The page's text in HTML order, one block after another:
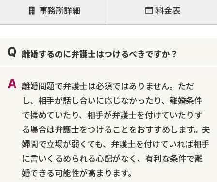
注力案件
離婚前相談
離婚調停
離婚裁判
不貞・不倫慰謝料請求
国際離婚
養育費問題
事務所詳細 料金表
離婚するのに弁護士はつけるべきですか？
離婚問題で弁護士は必須ではありません。ただ
し、相手が話し合いに応じなかったり、離婚条件
で揉めていたり、相手が弁護士を付けていたりす
る場合は弁護士をつけることをおすすめします。夫
婦間で立場が弱くても、弁護士を付けていれば相手
に言いくるめられる心配がなく、有利な条件で離
婚できる可能性が高まります。